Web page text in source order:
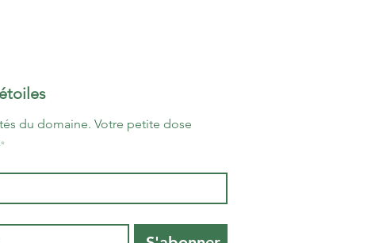
du domaine. Votre petite dose